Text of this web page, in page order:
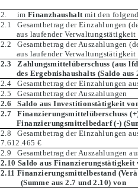
2. im Finanzhaushaltmit den
2.1 Gesamtbetrag der Einzahlungen
aus laufender Verwaltungstätigkeit
2.2 Gesamtbetrag der Auszahlungen
aus laufender Verwaltungstätigkeit
2.3 Zahlungsmittelüberschuss(aus
des Ergebnishaushalts (Saldo aus
2.4 Gesamtbetrag der Einzahlungen
2.5 Gesamtbetrag der Auszahlungen
2.6 Saldo aus Investitionstätigkeit
2.7 Finanzierungsmittelüberschuss
Finanzierungsmittelbedarf (-)
2.8 Gesamtbetrag der Einzahlungen
7.612 .465 €
2.9 Gesamtbetrag der Auszahlungen
2.10 Saldo aus Finanzierungstätigkeit
2.11 Finanzierungsmittelbestand (Verä
(Summe aus 2.7 und 2.10) von